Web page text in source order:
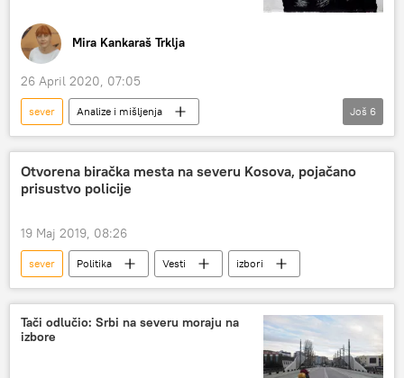
Mira Kankaraš Trklja
26 April 2020, 07:05
sever
Analize i mišljenja
Komentari i Analitika
evrozona
jug
dužnička kriza
nejedinstvo
virus korona
Još 6
Otvorena biračka mesta na severu Kosova, pojačano
prisustvo policije
19 Maj 2019, 08:26
sever Politika Vesti izbori
Tači odlučio: Srbi na severu moraju na
izbore